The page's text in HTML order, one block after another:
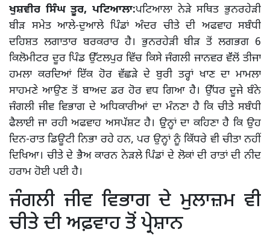
ਖੁਸ਼ਵੀਰ ਸਿੰਘ ਤੂਰ, ਪਟਿਆਲਾ:ਪਟਿਆਲਾ ਨੇੜੇ ਸਥਿਤ ਭੁਨਰਹੇੜੀ
ਬੀੜ ਸਮੇਤ ਆਲੇ-ਦੁਆਲੇ ਪਿੰਡਾਂ ਅੰਦਰ ਚੀਤੇ ਦੀ ਅਫਵਾਹ ਸਬੰਧੀ
ਦਹਿਸ਼ਤ ਲਗਾਤਾਰ ਬਰਕਰਾਰ ਹੈ। ਭੁਨਰਹੇੜੀ ਬੀੜ ਤੋਂ ਲਗਭਗ 6
ਕਿਲੋਮੀਟਰ ਦੂਰ ਪਿੰਡ ਉੱਟਲਪੁਰ ਵਿੱਚ ਕਿਸੇ ਜੰਗਲੀ ਜਾਨਵਰ ਵੱੱਲੋਂ ਤੀਜਾ
ਹਮਲਾ ਕਰਦਿਆਂ ਇੱਕ ਹੋਰ ਵੱਛੜੇ ਦੇ ਬੁਰੀ ਤਰ੍ਹਾਂ ਖਾਣ ਦਾ ਮਾਮਲਾ
ਸਾਹਮਣੇ ਆਉਣ ਤੋਂ ਬਾਅਦ ਡਰ ਹੋਰ ਵਧ ਗਿਆ ਹੈ। ਉੱਧਰ ਦੂਜੇ ਬੰਨੇ
ਜੰਗਲੀ ਜੀਵ ਵਿਭਾਗ ਦੇ ਅਧਿਕਾਰੀਆਂ ਦਾ ਮੰਨਣਾ ਹੈ ਕਿ ਚੀਤੇ ਸਬੰਧੀ
ਫੈਲਾਈ ਜਾ ਰਹੀ ਅਫਵਾਹ ਅਸਪੱਸ਼ਟ ਹੈ। ਉੁਨ੍ਹਾਂ ਦਾ ਕਹਿਣਾ ਹੈ ਕਿ ਉਹ
ਦਿਨ-ਰਾਤ ਡਿਊਟੀ ਨਿਭਾ ਰਹੇ ਹਨ, ਪਰ ਉਨ੍ਹਾਂ ਨੂੰ ਕਿੱਧਰੇ ਵੀ ਚੀਤਾ ਨਹੀਂ
ਦਿਖਿਆ। ਚੀਤੇ ਦੇ ਭੈਅ ਕਾਰਨ ਨੇੜਲੇ ਪਿੰਡਾਂ ਦੇ ਲੋਕਾਂ ਦੀ ਰਾਤਾਂ ਦੀ ਨੀਦ
ਹਰਾਮ ਹੋਈ ਪਈ ਹੈ।
ਜੰਗਲੀ ਜੀਵ ਵਿਭਾਗ ਦੇ ਮੁਲਾਜ਼ਮ ਵੀ
ਚੀਤੇ ਦੀ ਅਫ਼ਵਾਹ ਤੋਂ ਪ੍ਰੇਸ਼ਾਨ